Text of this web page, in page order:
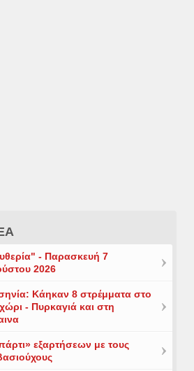
- Παρασκευή 7
2026
Κάηκαν 8 στρέμματα στο
- Πυρκαγιά και στη
εξαρτήσεων με τους